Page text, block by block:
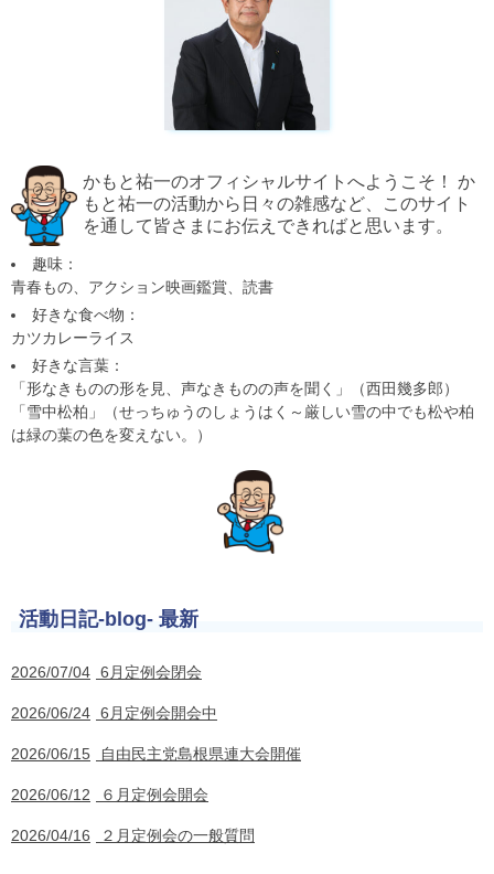
かもと祐一のオフィシャルサイトへようこそ！ か
もと祐一の活動から日々の雑感など、このサイト
を通して皆さまにお伝えできればと思います。
趣味：
青春もの、アクション映画鑑賞、読書
好きな食べ物：
カツカレーライス
好きな言葉：
「形なきものの形を見、声なきものの声を聞く」（西田幾多郎）
「雪中松柏」（せっちゅうのしょうはく～厳しい雪の中でも松や柏
は緑の葉の色を変えない。）
活動日記-blog- 最新
2026/07/04 6月定例会閉会
2026/06/24 6月定例会開会中
2026/06/15 自由民主党島根県連大会開催
2026/06/12 ６月定例会開会
2026/04/16 ２月定例会の一般質問